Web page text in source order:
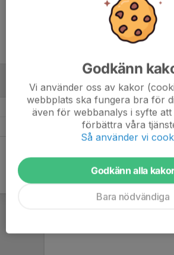
18 år
B-LAGSSERIER 24/25
Säsongen 24/25 Herrar Division 5 Gävleborg
Godkänn
Vi använder oss av kakor
webbplats ska fungera bra för
även för webbanalys i syfte att
förbättra våra
Så använder vi
Godkänn alla
Bara nödvändiga